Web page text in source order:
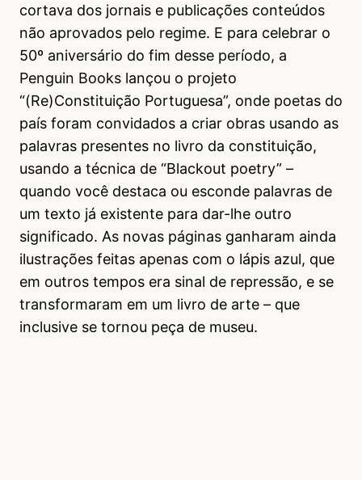
cortava dos jornais e publicações conteúdos
não aprovados pelo regime. E para celebrar o
50º aniversário do fim desse período, a
Penguin Books lançou o projeto
“(Re)Constituição Portuguesa”, onde poetas do
país foram convidados a criar obras usando as
palavras presentes no livro da constituição,
usando a técnica de “Blackout poetry” –
quando você destaca ou esconde palavras de
um texto já existente para dar-lhe outro
significado. As novas páginas ganharam ainda
ilustrações feitas apenas com o lápis azul, que
em outros tempos era sinal de repressão, e se
transformaram em um livro de arte – que
inclusive se tornou peça de museu.